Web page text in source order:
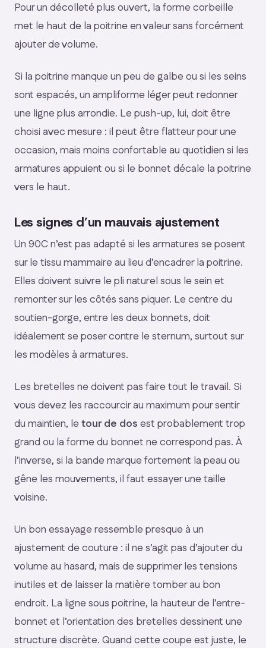
Pour un décolleté plus ouvert, la forme corbeille
met le haut de la poitrine en valeur sans forcément
ajouter de volume.
Si la poitrine manque un peu de galbe ou si les seins
sont espacés, un ampliforme léger peut redonner
une ligne plus arrondie. Le push-up, lui, doit être
choisi avec mesure : il peut être flatteur pour une
occasion, mais moins confortable au quotidien si les
armatures appuient ou si le bonnet décale la poitrine
vers le haut.
Les signes d’un mauvais ajustement
Un 90C n’est pas adapté si les armatures se posent
sur le tissu mammaire au lieu d’encadrer la poitrine.
Elles doivent suivre le pli naturel sous le sein et
remonter sur les côtés sans piquer. Le centre du
soutien-gorge, entre les deux bonnets, doit
idéalement se poser contre le sternum, surtout sur
les modèles à armatures.
Les bretelles ne doivent pas faire tout le travail. Si
vous devez les raccourcir au maximum pour sentir
du maintien, letour de dos est probablement trop
grand ou la forme du bonnet ne correspond pas. À
l’inverse, si la bande marque fortement la peau ou
gêne les mouvements, il faut essayer une taille
voisine.
Un bon essayage ressemble presque à un
ajustement de couture : il ne s’agit pas d’ajouter du
volume au hasard, mais de supprimer les tensions
inutiles et de laisser la matière tomber au bon
endroit. La ligne sous poitrine, la hauteur de l’entre-
bonnet et l’orientation des bretelles dessinent une
structure discrète. Quand cette coupe est juste, le